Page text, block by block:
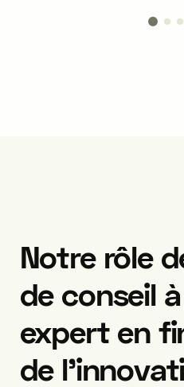
Notre rôle
de conseil
expert en
de